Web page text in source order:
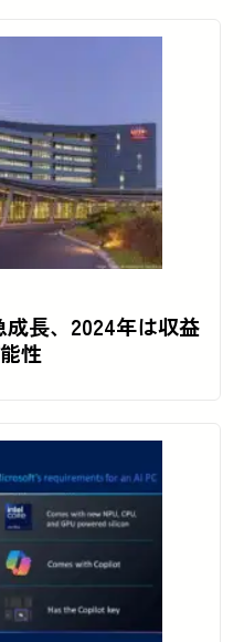
成長、2024年は収益
性